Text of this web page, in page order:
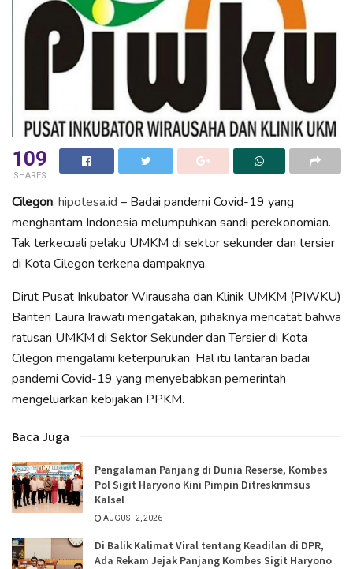
109
SHARES
Cilegon, hipotesa.id – Badai pandemi Covid-19 yang
menghantam Indonesia melumpuhkan sandi perekonomian.
Tak terkecuali pelaku UMKM di sektor sekunder dan tersier
di Kota Cilegon terkena dampaknya.
Dirut Pusat Inkubator Wirausaha dan Klinik UMKM (PIWKU)
Banten Laura Irawati mengatakan, pihaknya mencatat bahwa
ratusan UMKM di Sektor Sekunder dan Tersier di Kota
Cilegon mengalami keterpurukan. Hal itu lantaran badai
pandemi Covid-19 yang menyebabkan pemerintah
mengeluarkan kebijakan PPKM.
Baca Juga
Pengalaman Panjang di Dunia Reserse, Kombes
Pol Sigit Haryono Kini Pimpin Ditreskrimsus
Kalsel
AUGUST 2, 2026
Di Balik Kalimat Viral tentang Keadilan di DPR,
Ada Rekam Jejak Panjang Kombes Sigit Haryono